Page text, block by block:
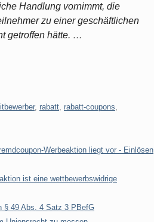
Handlung vornimmt, die
zu einer geschäftlichen
getroffen hätte. …
, rabatt rabatt-coupons
Werbeaktion liegt vor - Einlösen
ist eine wettbewerbswidrige
§ 49 Abs. 4 Satz 3 PBefG